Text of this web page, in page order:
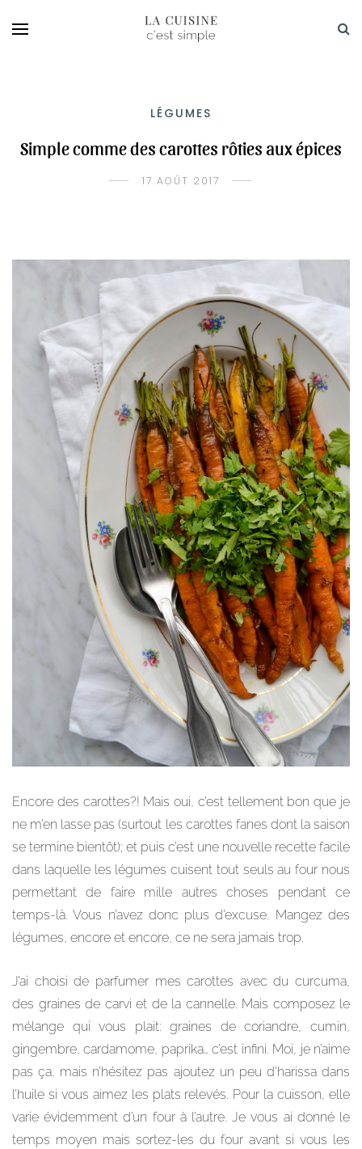
LÉGUMES
Simple comme des carottes rôties aux épices
17 AOÛT 2017
Encore des carottes?! Mais oui, c’est tellement bon que je
ne m’en lasse pas (surtout les carottes fanes dont la saison
se termine bientôt); et puis c’est une nouvelle recette facile
dans laquelle les légumes cuisent tout seuls au four nous
permettant de faire mille autres choses pendant ce
temps-là. Vous n’avez donc plus d’excuse. Mangez des
légumes, encore et encore, ce ne sera jamais trop.
J’ai choisi de parfumer mes carottes avec du curcuma,
des graines de carvi et de la cannelle. Mais composez le
mélange qui vous plait: graines de coriandre, cumin,
gingembre, cardamome, paprika… c’est infini. Moi, je n’aime
pas ça, mais n’hésitez pas ajoutez un peu d’harissa dans
l’huile si vous aimez les plats relevés. Pour la cuisson, elle
varie évidemment d’un four à l’autre. Je vous ai donné le
temps moyen mais sortez-les du four avant si vous les